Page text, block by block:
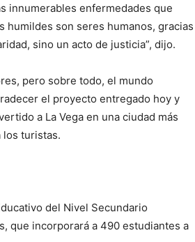
innumerables enfermedades que
humildes son seres humanos, gracias
sino un acto de justicia”, dijo.
pero sobre todo, el mundo
el proyecto entregado hoy y
a La Vega en una ciudad más
los turistas.
del Nivel Secundario
que incorporará a 490 estudiantes a